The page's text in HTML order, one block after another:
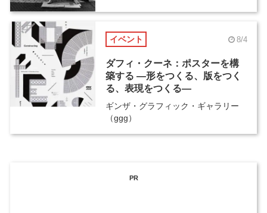
イベント 8/4
ダフィ・クーネ：ポスターを構
築する ―形をつくる、版をつく
る、表現をつくる―
ギンザ・グラフィック・ギャラリー
（ggg）
PR